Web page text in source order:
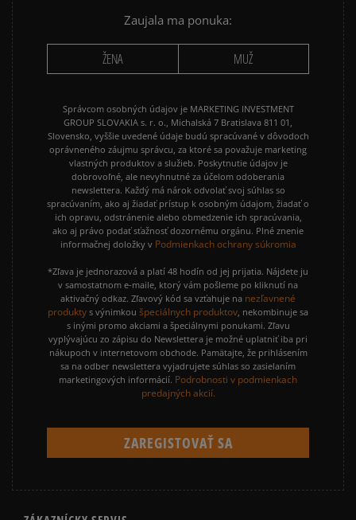
Zaujala ma ponuka:
ŽENA MUŽ
Správcom osobných údajov je MARKETING INVESTMENT
GROUP SLOVAKIA s. r. o., Michalská 7 Bratislava 811 01,
Slovensko, vyššie uvedené údaje budú spracúvané v dôvodoch
oprávneného záujmu správcu, za ktoré sa považuje marketing
vlastných produktov a služieb. Poskytnutie údajov je
dobrovoľné, ale nevyhnutné za účelom odoberania
newslettera. Každý má nárok odvolať svoj súhlas so
spracúvaním, ako aj žiadať prístup k osobným údajom, žiadať o
ich opravu, odstránenie alebo obmedzenie ich spracúvania,
ako aj právo podať sťažnosť dozornému orgánu. Plné znenie
informačnej doložky v Podmienkach ochrany súkromia
*Zľava je jednorazová a platí 48 hodín od jej prijatia. Nájdete ju
v samostatnom e-maile, ktorý vám pošleme po kliknutí na
aktivačný odkaz. Zľavový kód sa vzťahuje na nezľavnené
produkty s výnimkou špeciálnych produktov, nekombinuje sa
s inými promo akciami a špeciálnymi ponukami. Zľavu
vyplývajúcu zo zápisu do Newslettera je možné uplatniť iba pri
nákupoch v internetovom obchode. Pamätajte, že prihlásením
sa na odber newslettera vyjadrujete súhlas so zasielaním
marketingových informácií. Podrobnosti v podmienkach
predajných akcií.